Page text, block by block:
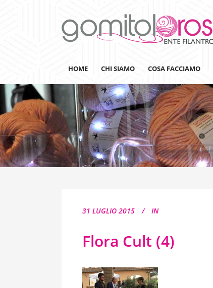
HOME CHI SIAMO COSA FACCIAMO
Lanaterapia
Ricerca
Sensibilizzazione
31 LUGLIO 2015 IN
Flora Cult (4)